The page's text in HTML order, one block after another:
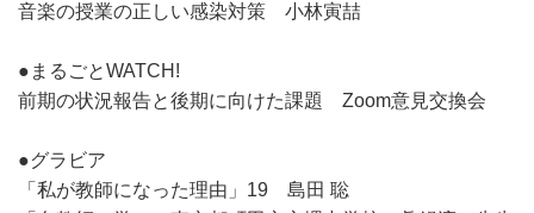
音楽の授業の正しい感染対策 小林寅喆
●まるごとWATCH!
前期の状況報告と後期に向けた課題 Zoom意見交換会
●グラビア
「私が教師になった理由」19 島田 聡